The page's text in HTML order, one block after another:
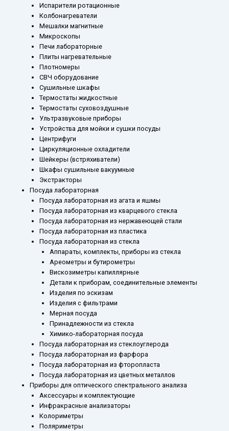
Испарители ротационные
Колбонагреватели
Мешалки магнитные
Микроскопы
Печи лабораторные
Плиты нагревательные
Плотномеры
СВЧ оборудование
Сушильные шкафы
Термостаты жидкостные
Термостаты суховоздушные
Ультразвуковые приборы
Устройства для мойки и сушки посуды
Центрифуги
Циркуляционные охладители
Шейкеры (встряхиватели)
Шкафы сушильные вакуумные
Экстракторы
Посуда лабораторная
Посуда лабораторная из агата и яшмы
Посуда лабораторная из кварцевого стекла
Посуда лабораторная из нержавеющей стали
Посуда лабораторная из пластика
Посуда лабораторная из стекла
Аппараты, комплекты, приборы из стекла
Ареометры и бутирометры
Вискозиметры капиллярные
Детали к приборам, соединительные элементы
Изделия по эскизам
Изделия с фильтрами
Мерная посуда
Принадлежности из стекла
Химико-лабораторная посуда
Посуда лабораторная из стеклоуглерода
Посуда лабораторная из фарфора
Посуда лабораторная из фторопласта
Посуда лабораторная из цветных металлов
Приборы для оптического спектрального анализа
Аксессуары и комплектующие
Инфракрасные анализаторы
Колориметры
Поляриметры